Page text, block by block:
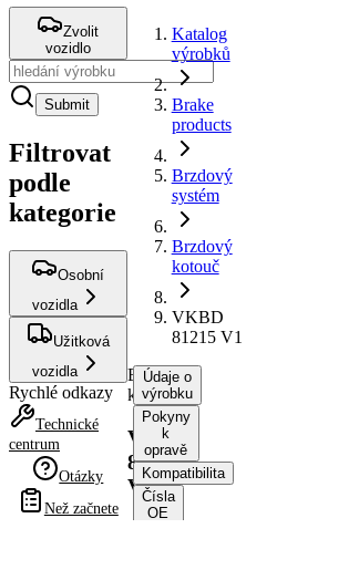
Zvolit
vozidlo
Submit
Filtrovat
podle
kategorie
Osobní
vozidla
Užitková
vozidla
Rychlé odkazy
Technické
centrum
Otázky
Než začnete
Katalog
výrobků
Brake
products
Brzdový
systém
Brzdový
kotouč
VKBD
81215 V1
Brzdový
kotouč
VKBD
81215
V1
Údaje o
výrobku
Pokyny
k
opravě
Kompatibilita
Čísla
OE